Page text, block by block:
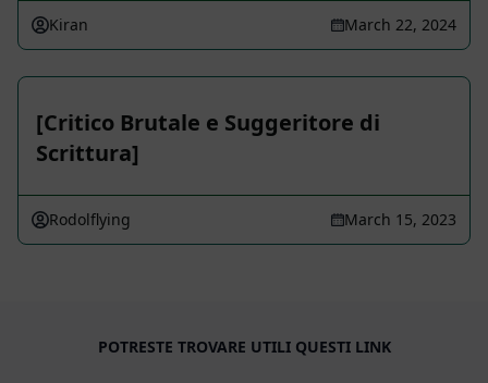
Kiran March 22, 2024
[Critico Brutale e Suggeritore di
Scrittura]
Rodolflying March 15, 2023
POTRESTE TROVARE UTILI QUESTI LINK